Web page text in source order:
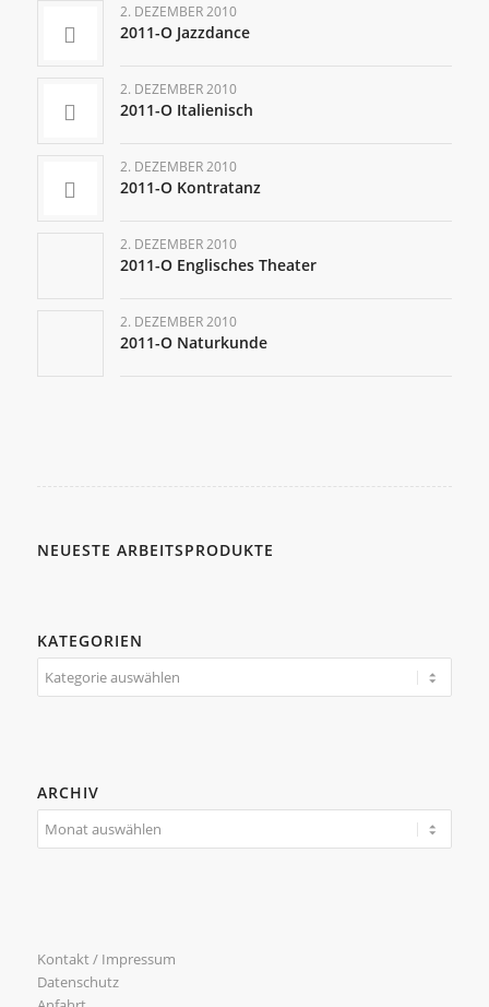
2. DEZEMBER 2010
2011-O Jazzdance
2. DEZEMBER 2010
2011-O Italienisch
2. DEZEMBER 2010
2011-O Kontratanz
2. DEZEMBER 2010
2011-O Englisches Theater
2. DEZEMBER 2010
2011-O Naturkunde
NEUESTE ARBEITSPRODUKTE
KATEGORIEN
Kategorien
ARCHIV
Kontakt / Impressum
Datenschutz